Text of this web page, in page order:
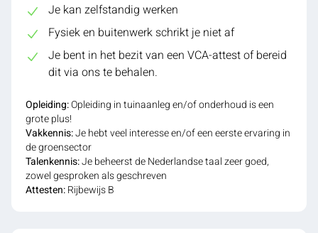
Je kan zelfstandig werken
Fysiek en buitenwerk schrikt je niet af
Je bent in het bezit van een VCA-attest of bereid
dit via ons te behalen.
Opleiding:Opleiding in tuinaanleg en/of onderhoud is een
grote plus!
Vakkennis:Je hebt veel interesse en/of een eerste ervaring in
de groensector
Talenkennis:Je beheerst de Nederlandse taal zeer goed,
zowel gesproken als geschreven
Attesten:Rijbewijs B